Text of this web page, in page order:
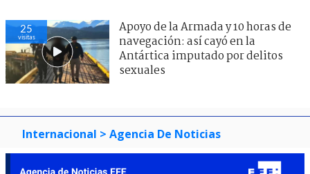
25
visitas
Apoyo de la Armada y 10 horas de
navegación: así cayó en la
Antártica imputado por delitos
sexuales
Internacional > Agencia De Noticias